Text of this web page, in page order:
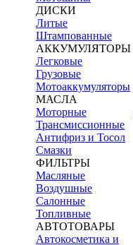
ДИСКИ
Литые
Штампованные
АККУМУЛЯТОРЫ
Легковые
Грузовые
Мотоаккумуляторы
МАСЛА
Моторные
Трансмиссионные
Антифриз и Тосол
Смазки
ФИЛЬТРЫ
Масляные
Воздушные
Салонные
Топливные
АВТОТОВАРЫ
Автокосметика и